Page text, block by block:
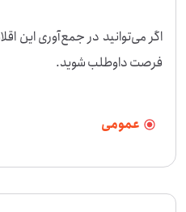
اگر می‌توانید در
فرصت داوطلب شوید.
عمومی